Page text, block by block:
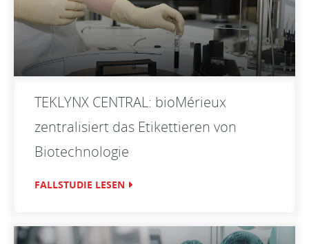
TEKLYNX CENTRAL: bioMérieux
zentralisiert das Etikettieren von
Biotechnologie
FALLSTUDIE LESEN